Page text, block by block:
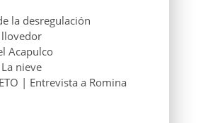
la desregulación
Acapulco
nieve
| Entrevista a Romina